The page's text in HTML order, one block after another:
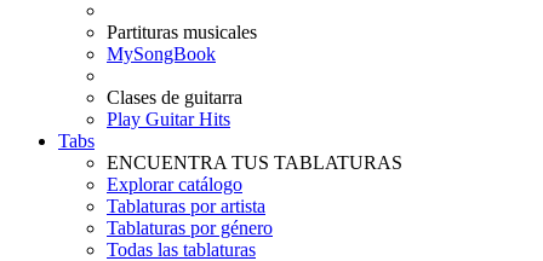
Partituras musicales
MySongBook
Clases de guitarra
Play Guitar Hits
Tabs
ENCUENTRA TUS TABLATURAS
Explorar catálogo
Tablaturas por artista
Tablaturas por género
Todas las tablaturas